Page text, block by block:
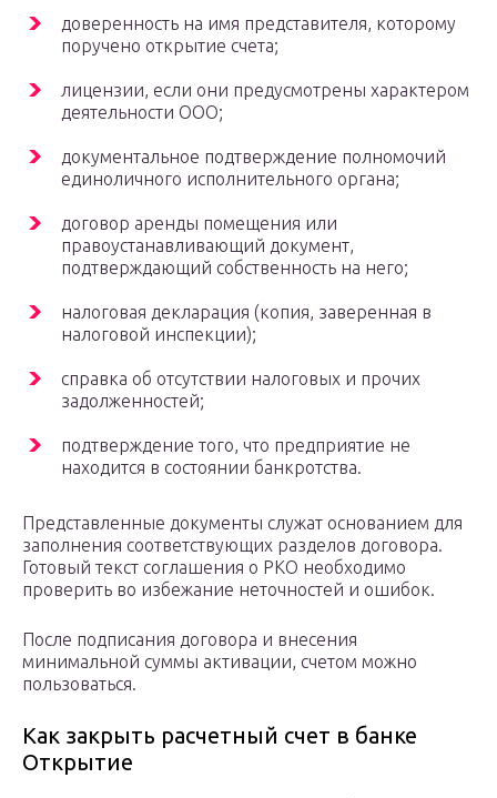
доверенность на имя представителя, которому
поручено открытие счета;
лицензии, если они предусмотрены характером
деятельности ООО;
документальное подтверждение полномочий
единоличного исполнительного органа;
договор аренды помещения или
правоустанавливающий документ,
подтверждающий собственность на него;
налоговая декларация (копия, заверенная в
налоговой инспекции);
справка об отсутствии налоговых и прочих
задолженностей;
подтверждение того, что предприятие не
находится в состоянии банкротства.
Представленные документы служат основанием для
заполнения соответствующих разделов договора.
Готовый текст соглашения о РКО необходимо
проверить во избежание неточностей и ошибок.
После подписания договора и внесения
минимальной суммы активации, счетом можно
пользоваться.
Как закрыть расчетный счет в банке
Открытие